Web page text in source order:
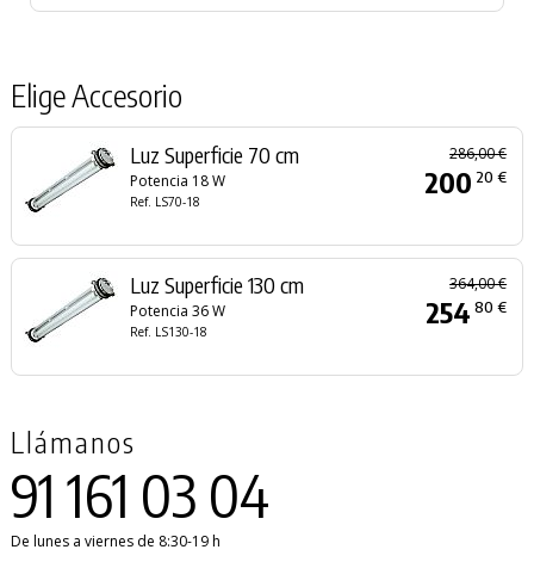
Elige Accesorio
Luz Superficie 70 cm
Potencia 18 W
Ref. LS70-18
286,00 €
200 20 €
Luz Superficie 130 cm
Potencia 36 W
Ref. LS130-18
364,00 €
254 80 €
Llámanos
91 161 03 04
De lunes a viernes de 8:30-19 h